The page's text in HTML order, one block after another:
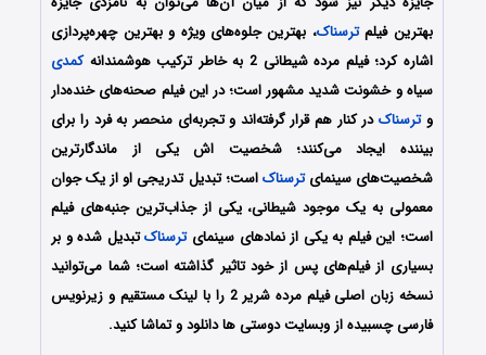
بهترین فیلمترسناک، بهترین جلوه‌های ویژه و بهترین چهره‌پردازی
اشاره کرد؛ فیلم مرده شیطانی 2 به خاطر ترکیب هوشمندانه
کمدی
سیاه و خشونت شدید مشهور است؛ در این فیلم صحنه‌های خنده‌دار
وترسناکدر کنار هم قرار گرفته‌اند و تجربه‌ای منحصر به فرد را برای
بیننده ایجاد می‌کنند؛ شخصیت اش یکی از ماندگارترین
شخصیت‌های سینمایترسناکاست؛ تبدیل تدریجی او از یک جوان
معمولی به یک موجود شیطانی، یکی از جذاب‌ترین جنبه‌های فیلم
است؛ این فیلم به یکی از نمادهای سینمایترسناکتبدیل شده و بر
بسیاری از فیلم‌های پس از خود تاثیر گذاشته است؛ شما می‌توانید
نسخه زبان اصلی فیلم مرده شریر 2 را با ‌لینک مستقیم و زیرنویس
فارسی چسبیده از وبسایت دوستی ها دانلود و تماشا کنید.